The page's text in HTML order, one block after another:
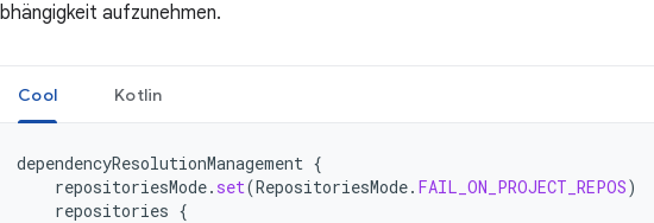
aufzunehmen.
Cool Kotlin
dependencyResolutionManagement {
repositoriesMode. set(RepositoriesMode. FAIL_ON_PROJECT_REPOS)
repositories {